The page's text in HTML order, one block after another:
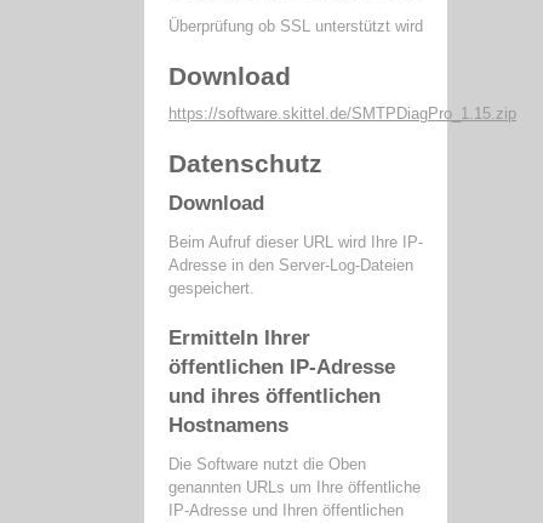
Überprüfung ob SSL unterstützt wird
Download
https://software.skittel.de/SMTPDiagPro_1.15.zip
Datenschutz
Download
Beim Aufruf dieser URL wird Ihre IP-
Adresse in den Server-Log-Dateien
gespeichert.
Ermitteln Ihrer
öffentlichen IP-Adresse
und ihres öffentlichen
Hostnamens
Die Software nutzt die Oben
genannten URLs um Ihre öffentliche
IP-Adresse und Ihren öffentlichen